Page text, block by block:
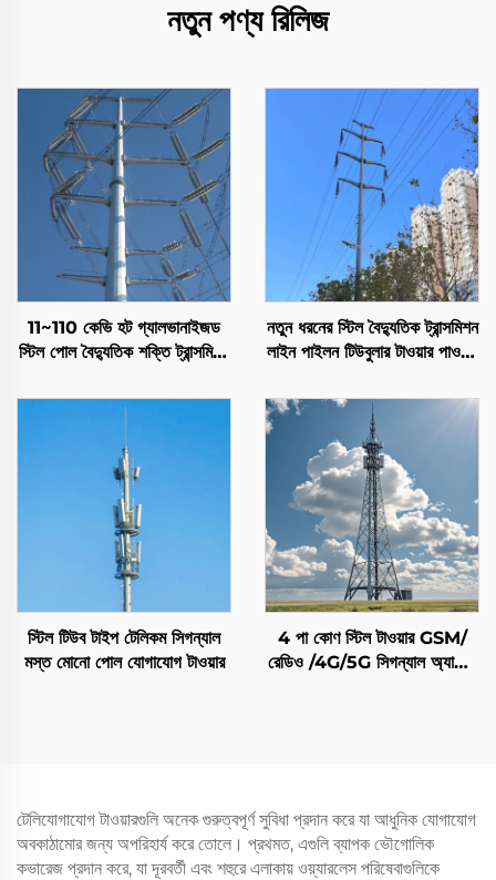
নতুন পণ্য রিলিজ
11~110 কেভি হট গ্যালভানাইজড
স্টিল পোল বৈদ্যুতিক শক্তি ট্রান্সমিশন
নতুন ধরনের স্টিল বৈদ্যুতিক ট্রান্সমিশন
লাইন পাইলন টিউবুলার টাওয়ার পাওয়ার
স্টিল টিউব টাইপ টেলিকম সিগন্যাল
মস্ত মোনো পোল যোগাযোগ টাওয়ার
4 পা কোণ স্টিল টাওয়ার GSM/
রেডিও /4G/5G সিগন্যাল অ্যান্টেনা
টেলিযোগাযোগ টাওয়ারগুলি অনেক গুরুত্বপূর্ণ সুবিধা প্রদান করে যা আধুনিক যোগাযোগ
অবকাঠামোর জন্য অপরিহার্য করে তোলে। প্রথমত, এগুলি ব্যাপক ভৌগোলিক
কভারেজ প্রদান করে, যা দূরবর্তী এবং শহুরে এলাকায় ওয়্যারলেস পরিষেবাগুলিকে